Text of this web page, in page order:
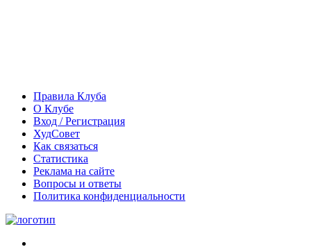
Правила Клуба
О Клубе
Вход / Регистрация
ХудСовет
Как связаться
Статистика
Реклама на сайте
Вопросы и ответы
Политика конфиденциальности